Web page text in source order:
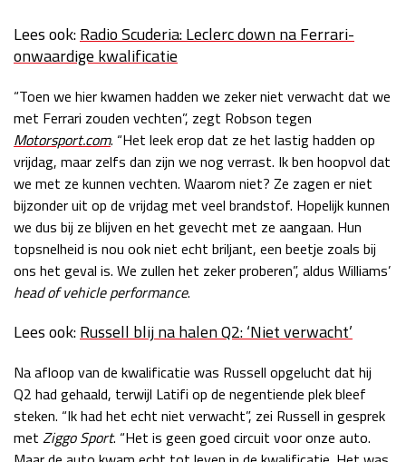
GP QATAR 2026
Kwalificatie
za 19:00 - 20:00
Race
zo 17:00 - 19:00
Lees ook:Radio Scuderia: Leclerc down na Ferrari-
onwaardige kwalificatie
“Toen we hier kwamen hadden we zeker niet verwacht dat we
met Ferrari zouden vechten”, zegt Robson tegen
Motorsport.com. “Het leek erop dat ze het lastig hadden op
vrijdag, maar zelfs dan zijn we nog verrast. Ik ben hoopvol dat
we met ze kunnen vechten. Waarom niet? Ze zagen er niet
bijzonder uit op de vrijdag met veel brandstof. Hopelijk kunnen
we dus bij ze blijven en het gevecht met ze aangaan. Hun
topsnelheid is nou ook niet echt briljant, een beetje zoals bij
ons het geval is. We zullen het zeker proberen”, aldus Williams’
head of vehicle performance.
Lees ook:Russell blij na halen Q2: ‘Niet verwacht’
Na afloop van de kwalificatie was Russell opgelucht dat hij
Q2 had gehaald, terwijl Latifi op de negentiende plek bleef
steken. “Ik had het echt niet verwacht”, zei Russell in gesprek
met Ziggo Sport. “Het is geen goed circuit voor onze auto.